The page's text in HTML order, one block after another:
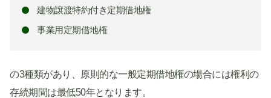
建物譲渡特約付き定期借地権
事業用定期借地権
の3種類があり、原則的な一般定期借地権の場合には権利の
存続期間は最低50年となります。